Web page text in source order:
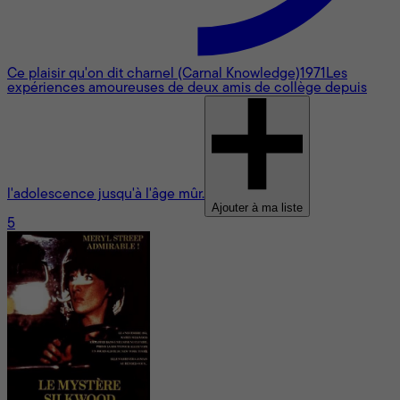
Ce plaisir qu'on dit charnel (Carnal Knowledge)1971Les
expériences amoureuses de deux amis de collège depuis
l'adolescence jusqu'à l'âge mûr.
Ajouter à ma liste
5